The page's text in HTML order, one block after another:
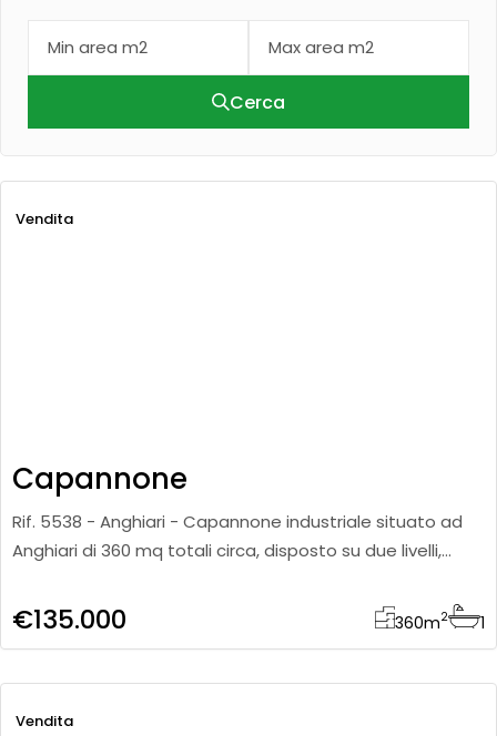
Cerca
Vendita
Capannone
Rif. 5538 - Anghiari - Capannone industriale situato ad
Anghiari di 360 mq totali circa, disposto su due livelli,
terra
€135.000 360m2 1
Vendita